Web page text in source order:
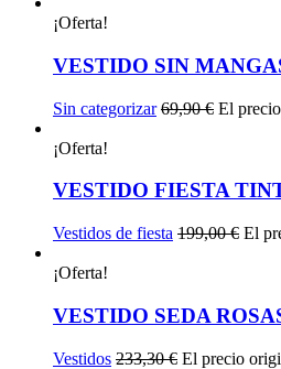
¡Oferta!
VESTIDO SIN
Sin categorizar 69,90€ El
¡Oferta!
VESTIDO FIESTA
Vestidos de fiesta 199,00€ El
¡Oferta!
VESTIDO SEDA
Vestidos 233,30€ El precio